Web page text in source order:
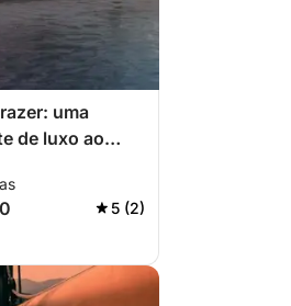
uma
de luxo ao
5 (2)